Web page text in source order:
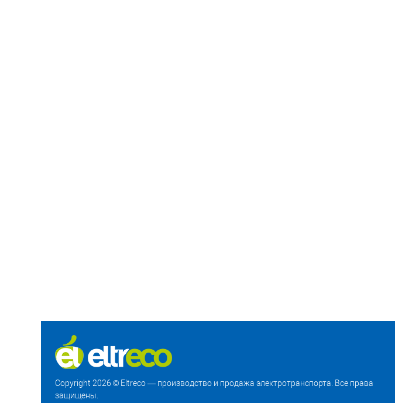
Copyright 2026 © Eltreco — производство и продажа электротранспорта. Все права
защищены.